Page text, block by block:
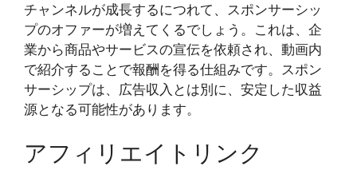
チャンネルが成長するにつれて、スポンサーシッ
プのオファーが増えてくるでしょう。これは、企
業から商品やサービスの宣伝を依頼され、動画内
で紹介することで報酬を得る仕組みです。スポン
サーシップは、広告収入とは別に、安定した収益
源となる可能性があります。
アフィリエイトリンク